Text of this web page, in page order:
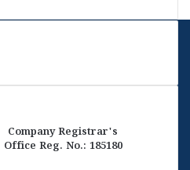
Company Registrar's
Office Reg. No.: 185180